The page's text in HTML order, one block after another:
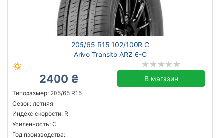
205/65 R15 102/100R C
Arivo Transito ARZ 6-C
2400 ₴ В магазин
Типоразмер: 205/65 R15
Сезон: летняя
Индекс скорости: R
Усиленность: C
Год производства: